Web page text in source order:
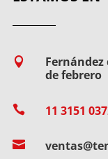

Fernández
de febrero
 11 3151
